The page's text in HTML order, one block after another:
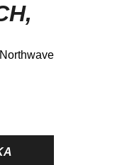
Northwave